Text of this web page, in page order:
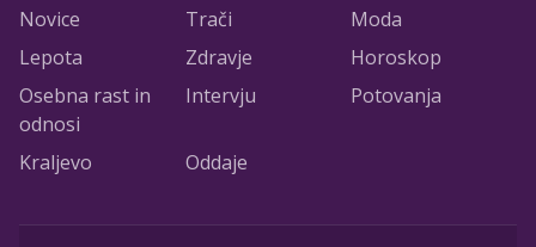
Novice Trači
Moda
Lepota
Zdravje
Horoskop
Osebna rast in
odnosi
Intervju Potovanja
Kraljevo Oddaje